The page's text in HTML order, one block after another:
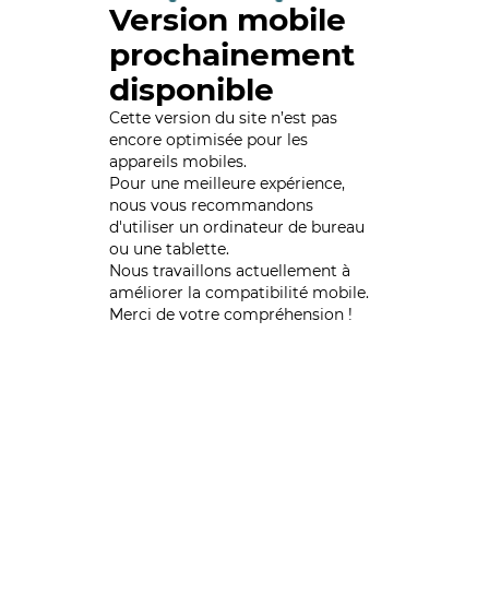
Version mobile
prochainement
disponible
Cette version du site n’est pas
encore optimisée pour les
appareils mobiles.
Pour une meilleure expérience,
nous vous recommandons
d'utiliser un ordinateur de bureau
ou une tablette.
Nous travaillons actuellement à
améliorer la compatibilité mobile.
Merci de votre compréhension !